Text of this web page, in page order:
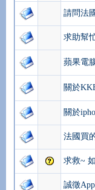
請問法
求助幫
蘋果電
關於
關於
法國買
求救~
誠徵